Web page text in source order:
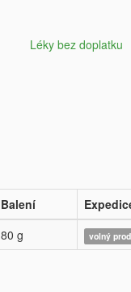
Léky bez doplatku
Balení
80 g volný